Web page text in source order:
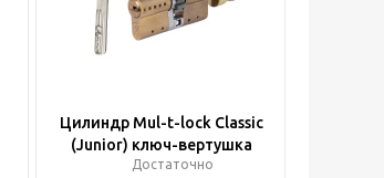
Цилиндр Mul-t-lock Classic
(Junior) ключ-вертушка
Достаточно